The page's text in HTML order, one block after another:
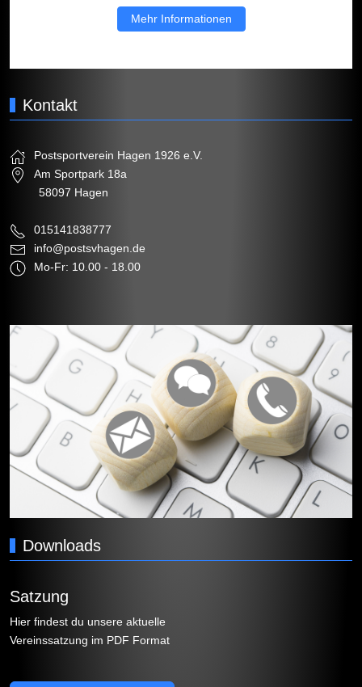
Mehr Informationen
Kontakt
Postsportverein Hagen 1926 e.V.
Am Sportpark 18a
58097 Hagen
015141838777
info@postsvhagen.de
Mo-Fr: 10.00 - 18.00
Downloads
Satzung
Hier findest du unsere aktuelle
Vereinssatzung im PDF Format